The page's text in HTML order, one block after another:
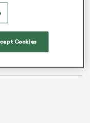
L’ailier des
Delmas en
troisième essai
de sa ligne
Cookies